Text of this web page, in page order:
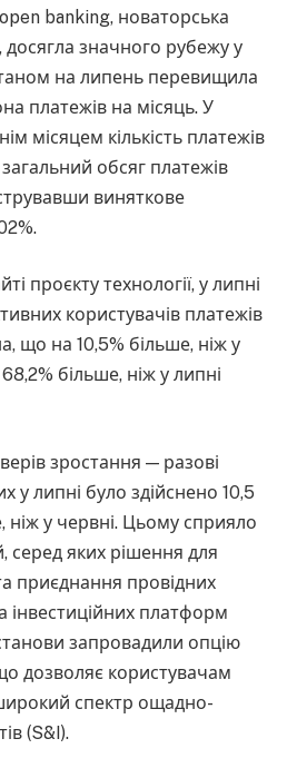
banking, новаторська
досягла значного рубежу у
на липень перевищила
платежів на місяць. У
місяцем кількість платежів
обсяг платежів
виняткове
проєкту технології, у липні
користувачів платежів
що на 10,5% більше, ніж у
більше, ніж у липні
зростання — разові
у липні було здійснено 10,5
у червні. Цьому сприяло
серед яких рішення для
приєднання провідних
інвестиційних платформ
запровадили опцію
дозволяє користувачам
спектр ощадно-
(S&I).